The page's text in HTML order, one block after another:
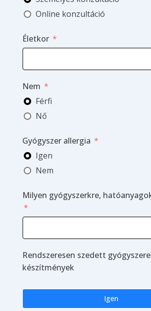
Online konzultáció
Életkor
Nem
Férfi
Nő
Gyógyszer allergia
Igen
Nem
Milyen gyógyszerkre,
Rendszeresen szedett
készítmények
Igen